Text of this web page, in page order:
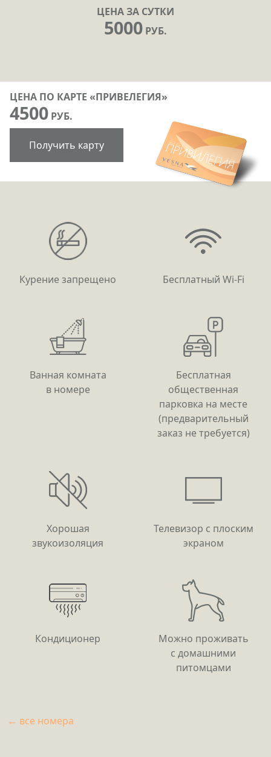
ЦЕНА ЗА СУТКИ
5000 РУБ.
ЦЕНА ПО КАРТЕ «ПРИВЕЛЕГИЯ»
4500 РУБ.
Получить карту
Курение запрещено Бесплатный Wi-Fi
Ванная комната
в номере
Бесплатная
общественная
парковка на месте
(предварительный
заказ не требуется)
Хорошая
звукоизоляция
Телевизор с плоским
экраном
Кондиционер
Можно проживать
с домашними
питомцами
← все номера